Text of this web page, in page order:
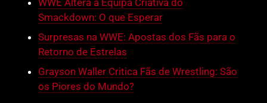
Smackdown: O que Esperar
Surpresas na WWE: Apostas dos Fãs para o
Retorno de Estrelas
Grayson Waller Critica Fãs de Wrestling: São
os Piores do Mundo?